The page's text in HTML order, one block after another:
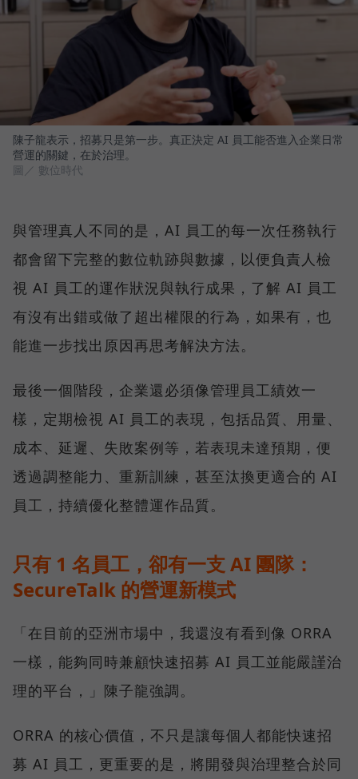
陳子龍表示，招募只是第一步。真正決定 AI 員工能否進入企業日常
營運的關鍵，在於治理。
圖／ 數位時代
與管理真人不同的是，AI 員工的每一次任務執行
都會留下完整的數位軌跡與數據，以便負責人檢
視 AI 員工的運作狀況與執行成果，了解 AI 員工
有沒有出錯或做了超出權限的行為，如果有，也
能進一步找出原因再思考解決方法。
最後一個階段，企業還必須像管理員工績效一
樣，定期檢視 AI 員工的表現，包括品質、用量、
成本、延遲、失敗案例等，若表現未達預期，便
透過調整能力、重新訓練，甚至汰換更適合的 AI
員工，持續優化整體運作品質。
只有 1 名員工，卻有一支 AI 團隊：
SecureTalk 的營運新模式
「在目前的亞洲市場中，我還沒有看到像 ORRA
一樣，能夠同時兼顧快速招募 AI 員工並能嚴謹治
理的平台，」陳子龍強調。
ORRA 的核心價值，不只是讓每個人都能快速招
募 AI 員工，更重要的是，將開發與治理整合於同